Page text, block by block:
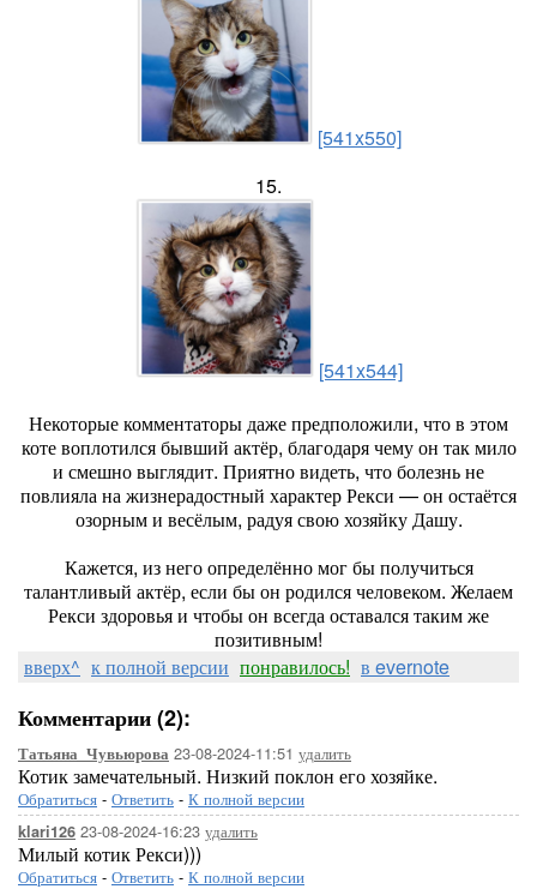
[541x550]
15.
[541x544]
Некоторые комментаторы даже предположили, что в этом
коте воплотился бывший актёр, благодаря чему он так мило
и смешно выглядит. Приятно видеть, что болезнь не
повлияла на жизнерадостный характер Рекси — он остаётся
озорным и весёлым, радуя свою хозяйку Дашу.
Кажется, из него определённо мог бы получиться
талантливый актёр, если бы он родился человеком. Желаем
Рекси здоровья и чтобы он всегда оставался таким же
позитивным!
вверх^ к полной версии понравилось! в evernote
Комментарии (2):
Татьяна_Чувьюрова 23-08-2024-11:51 удалить
Котик замечательный. Низкий поклон его хозяйке.
Обратиться - Ответить - К полной версии
klari126 23-08-2024-16:23 удалить
Милый котик Рекси)))
Обратиться - Ответить - К полной версии